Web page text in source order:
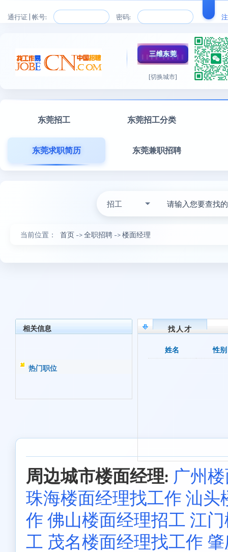
通行证 | 帐号: 密码:
三维东莞
[切换城市]
东莞招工 东莞招工分类
东莞求职简历 东莞兼职招聘
招工
当前位置： 首页 ->全职招聘 ->楼面经理
相关信息
热门职位
找人才
姓名 性别
周边城市楼面经理: 广州
珠海楼面经理找工作 汕头
作 佛山楼面经理招工 江
工 茂名楼面经理找工作